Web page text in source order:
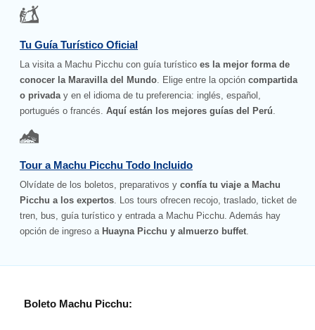
Tu Guía Turístico Oficial
La visita a Machu Picchu con guía turístico es la mejor forma de
conocer la Maravilla del Mundo. Elige entre la opcióncompartida
o privaday en el idioma de tu preferencia: inglés, español,
portugués o francés.Aquí están los mejores guías del Perú.
Tour a Machu Picchu Todo Incluido
Olvídate de los boletos, preparativos yconfía tu viaje a Machu
Picchu a los expertos. Los tours ofrecen recojo, traslado, ticket de
tren, bus, guía turístico y entrada a Machu Picchu. Además hay
opción de ingreso a Huayna Picchu y almuerzo buffet.
Boleto Machu Picchu: